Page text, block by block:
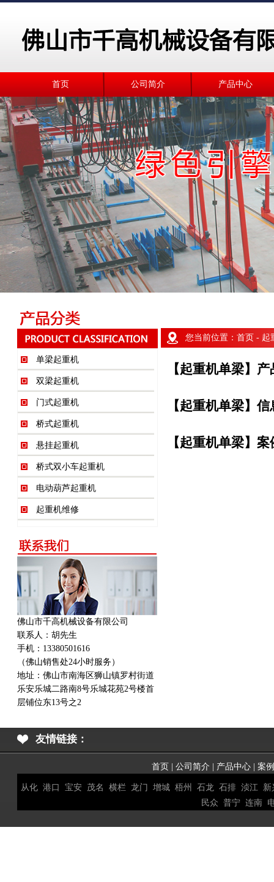
首页 公司简介 产品中心
单梁起重机
双梁起重机
门式起重机
桥式起重机
悬挂起重机
桥式双小车起重机
电动葫芦起重机
起重机维修
佛山市千高机械设备有限公司
联系人：胡先生
手机：13380501616
（佛山销售处24小时服务）
地址： 佛山市南海区狮山镇罗村街道
乐安乐城二路南8号乐城花苑2号楼首
层铺位东13号之2
您当前位置： 首页- 起
【起重机单梁】产
【起重机单梁】信
【起重机单梁】案
友情链接：
首页| 公司简介 | 产品中心| 案
从化 港口 宝安 茂名 横栏 龙门 增城 梧州 石龙 石排 浈江
新
民众 普宁 连南